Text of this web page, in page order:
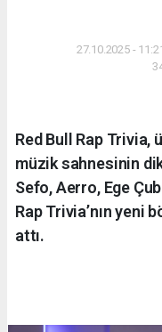
27.10.2025 -
Red Bull Rap Trivia,
müzik sahnesinin
Sefo, Aerro, Ege
Rap Trivia’nın yeni
attı.